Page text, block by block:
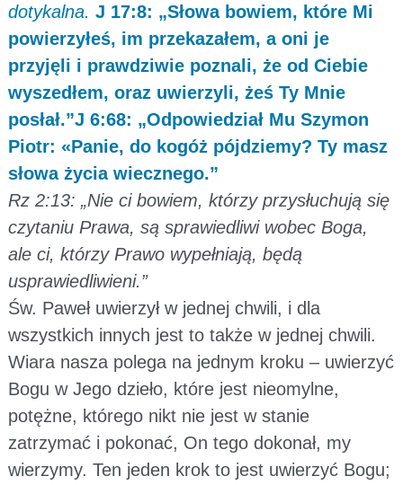
dotykalna. J 17:8: „Słowa bowiem, które Mi
powierzyłeś, im przekazałem, a oni je
przyjęli i prawdziwie poznali, że od Ciebie
wyszedłem, oraz uwierzyli, żeś Ty Mnie
posłał.”J 6:68: „Odpowiedział Mu Szymon
Piotr: «Panie, do kogóż pójdziemy? Ty masz
słowa życia wiecznego.”
Rz 2:13: „Nie ci bowiem, którzy przysłuchują się
czytaniu Prawa, są sprawiedliwi wobec Boga,
ale ci, którzy Prawo wypełniają, będą
usprawiedliwieni.”
Św. Paweł uwierzył w jednej chwili, i dla
wszystkich innych jest to także w jednej chwili.
Wiara nasza polega na jednym kroku – uwierzyć
Bogu w Jego dzieło, które jest nieomylne,
potężne, którego nikt nie jest w stanie
zatrzymać i pokonać, On tego dokonał, my
wierzymy. Ten jeden krok to jest uwierzyć Bogu;